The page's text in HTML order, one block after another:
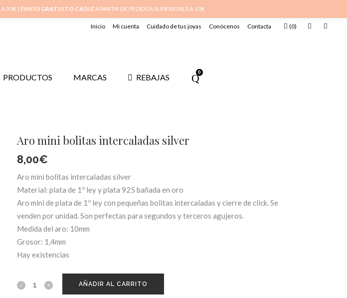
Inicio Mi cuenta Cuidado de tus joyas Conócenos Contacta (0)
PRODUCTOS MARCAS REBAJAS
0
Aro mini bolitas intercaladas silver
8,00€
Aro mini bolitas intercaladas silver
Material: plata de 1º ley y plata 925 bañada en oro
Aro mini de plata de 1º ley con pequeñas bolitas intercaladas y cierre de click. Se
venden por unidad. Son perfectas para segundos y terceros agujeros.
Medida del aro: 10mm
Grosor: 1,4mm
Hay existencias
AÑADIR AL CARRITO
A 50€ | ENVÍO GRATUITO CÁDIZA PARTIR DE PEDIDOS SUPERIORES A 10€